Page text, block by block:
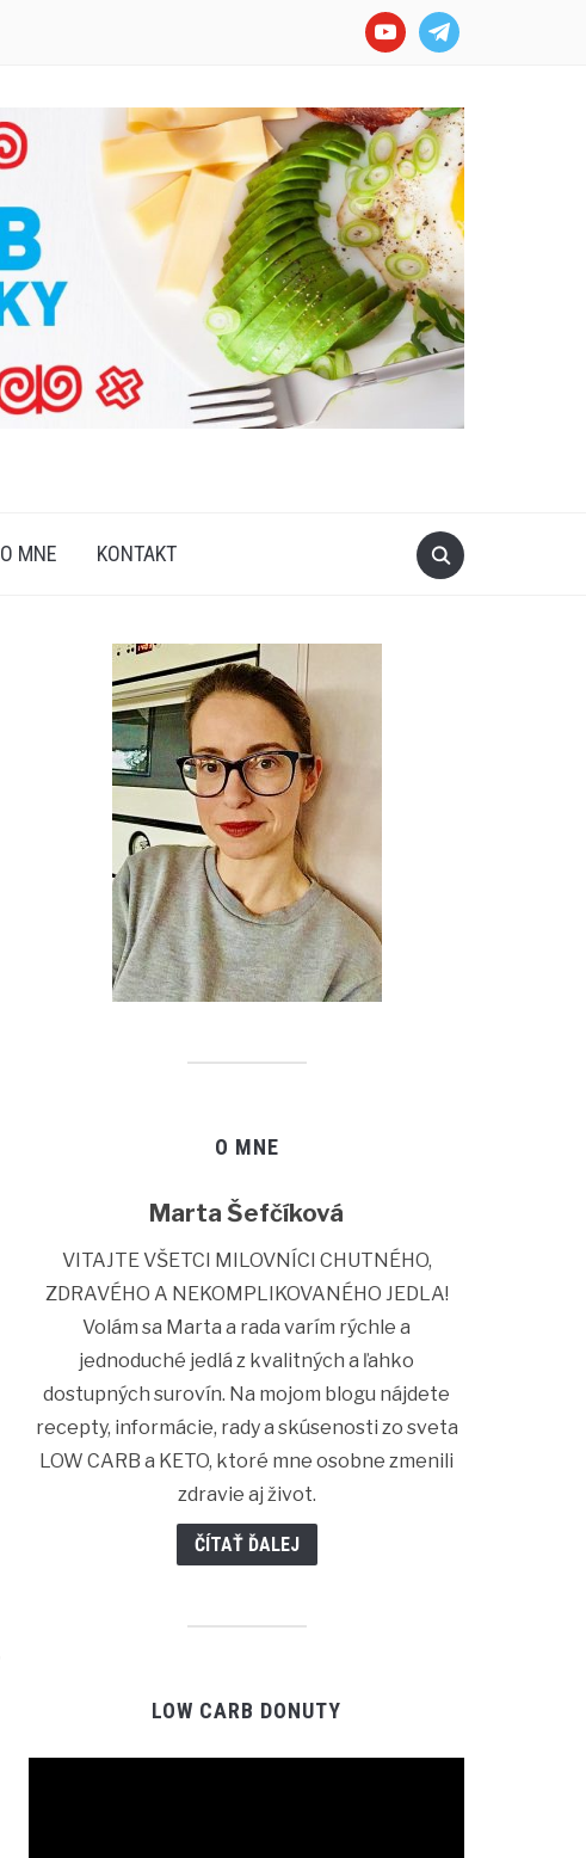
youtubetelegram
O MNE KONTAKT
O MNE
Marta Šefčíková
VITAJTE VŠETCI MILOVNÍCI CHUTNÉHO,
ZDRAVÉHO A NEKOMPLIKOVANÉHO JEDLA!
Volám sa Marta a rada varím rýchle a
jednoduché jedlá z kvalitných a ľahko
dostupných surovín. Na mojom blogu nájdete
recepty, informácie, rady a skúsenosti zo sveta
LOW CARB a KETO, ktoré mne osobne zmenili
zdravie aj život.
ČÍTAŤ ĎALEJ
LOW CARB DONUTY